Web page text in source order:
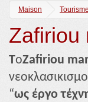
Maison
Zafiriou
ToZafiriou
“ως έργο